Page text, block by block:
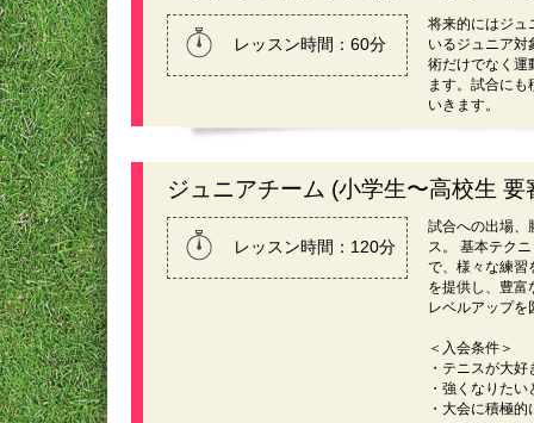
レッスン時間：60分
将来的にはジュ
いるジュニア対
術だけでなく運
ます。試合に
いきます。
ジュニアチーム (小学生〜高校生 要
レッスン時間：120分
試合への出場、
ス。 基本テク
で、様々な練習
を提供し、豊富
レベルアップを
＜入会条件＞
・テニスが大
・強くなりた
・大会に積極